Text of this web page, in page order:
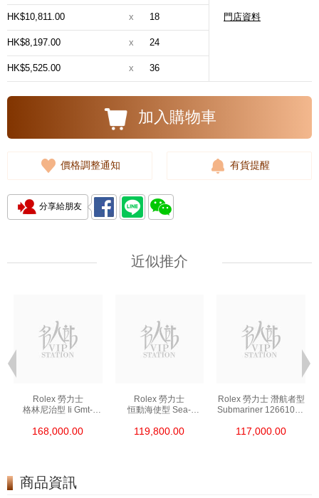
門店資料
HK$10,811.00 x 18
HK$8,197.00 x 24
HK$5,525.00 x 36
加入購物車
價格調整通知 有貨提醒
分享給朋友
近似推介
Rolex 勞力士
格林尼治型 Ii Gmt-
0002 18kt玫瑰金/鋼
168,000.00
Rolex 勞力士
恒動海使型 Sea-
精鋼 單紅
119,800.00
Rolex 勞力士 潛航者型
Submariner 126610ln-
117,000.00
商品資訊